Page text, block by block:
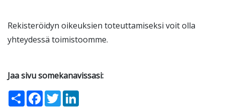
Rekisteröidyn oikeuksien toteuttamiseksi voit olla
yhteydessä toimistoomme.
Jaa sivu somekanavissasi:
ShareFacebook
Twitter